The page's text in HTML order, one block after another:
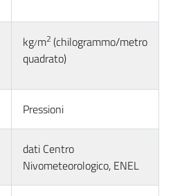
kg/m2 (chilogrammo/metro
quadrato)
Pressioni
dati Centro
Nivometeorologico, ENEL